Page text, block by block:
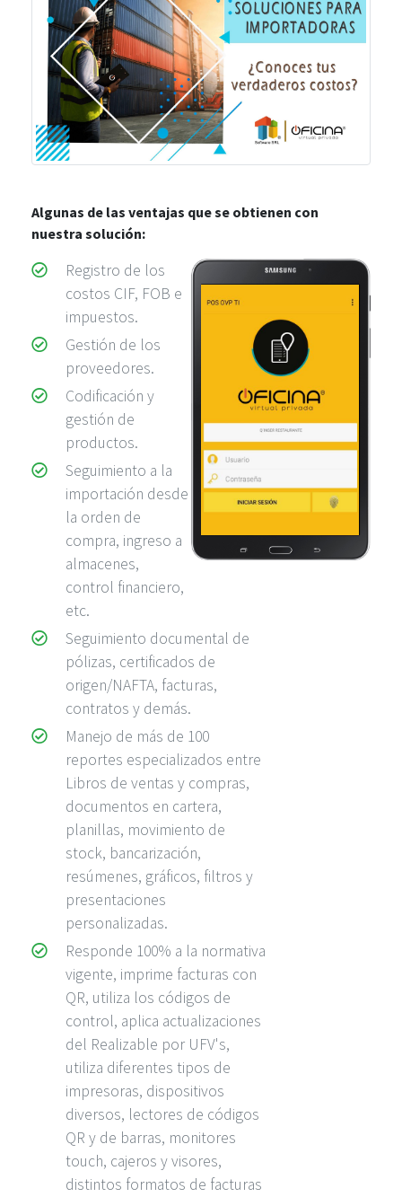
Algunas de las ventajas que se obtienen con
nuestra solución:
Registro de los
costos CIF, FOB e
impuestos.
Gestión de los
proveedores.
Codificación y
gestión de
productos.
Seguimiento a la
importación desde
la orden de
compra, ingreso a
almacenes,
control financiero,
etc.
Seguimiento documental de
pólizas, certificados de
origen/NAFTA, facturas,
contratos y demás.
Manejo de más de 100
reportes especializados entre
Libros de ventas y compras,
documentos en cartera,
planillas, movimiento de
stock, bancarización,
resúmenes, gráficos, filtros y
presentaciones
personalizadas.
Responde 100% a la normativa
vigente, imprime facturas con
QR, utiliza los códigos de
control, aplica actualizaciones
del Realizable por UFV's,
utiliza diferentes tipos de
impresoras, dispositivos
diversos, lectores de códigos
QR y de barras, monitores
touch, cajeros y visores,
distintos formatos de facturas